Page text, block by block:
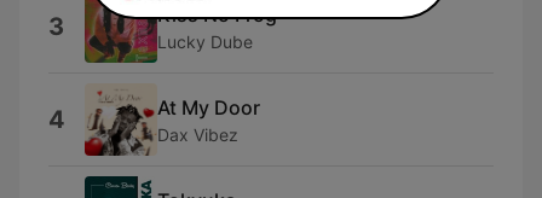
3 Kiss No Frog
Lucky Dube
4 At My Door
Dax Vibez